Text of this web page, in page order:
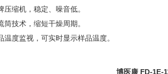
缩机，稳定、噪音低。
技术，缩短干燥周期。
度监视，可实时显示样品温度。
博医康 FD-1E-